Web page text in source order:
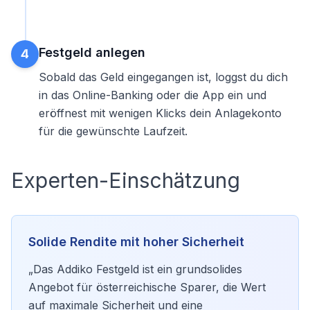
4 Festgeld anlegen
Sobald das Geld eingegangen ist, loggst du dich
in das Online-Banking oder die App ein und
eröffnest mit wenigen Klicks dein Anlagekonto
für die gewünschte Laufzeit.
Experten-Einschätzung
Solide Rendite mit hoher Sicherheit
„Das Addiko Festgeld ist ein grundsolides
Angebot für österreichische Sparer, die Wert
auf maximale Sicherheit und eine